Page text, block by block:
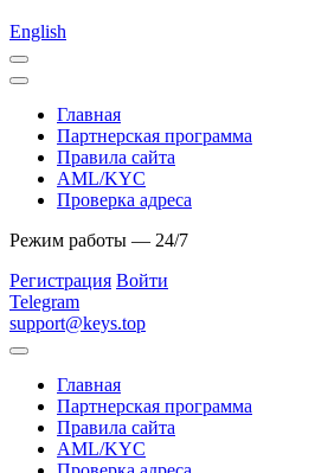
English
Главная
Партнерская программа
Правила сайта
AML/KYC
Проверка адреса
Режим работы — 24/7
Регистрация Войти
Telegram
support@keys.top
Главная
Партнерская программа
Правила сайта
AML/KYC